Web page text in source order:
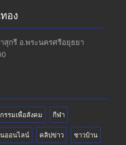
อง
สุกรี​ อ.พระนครศรีอยุธยา​
รรมเพื่อสังคม กีฬา
นออนไลน์ คลิปข่าว ชาวบ้าน